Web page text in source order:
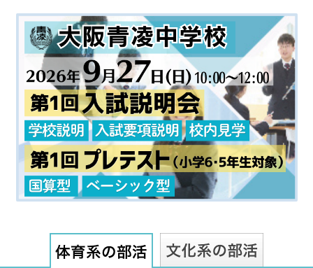
最近見た学校
追手門学院中学校
ブックマークした学校
ブックマークした学校はありません